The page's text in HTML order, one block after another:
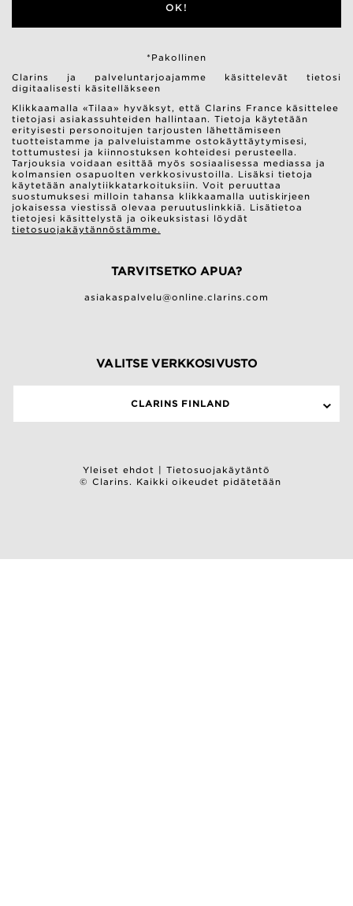
OK!
*Pakollinen
Clarins ja palveluntarjoajamme käsittelevät tietosi
digitaalisesti käsitelläkseen
Klikkaamalla «Tilaa» hyväksyt, että Clarins France käsittelee
tietojasi asiakassuhteiden hallintaan. Tietoja käytetään
erityisesti personoitujen tarjousten lähettämiseen
tuotteistamme ja palveluistamme ostokäyttäytymisesi,
tottumustesi ja kiinnostuksen kohteidesi perusteella.
Tarjouksia voidaan esittää myös sosiaalisessa mediassa ja
kolmansien osapuolten verkkosivustoilla. Lisäksi tietoja
käytetään analytiikkatarkoituksiin. Voit peruuttaa
suostumuksesi milloin tahansa klikkaamalla uutiskirjeen
jokaisessa viestissä olevaa peruutuslinkkiä. Lisätietoa
tietojesi käsittelystä ja oikeuksistasi löydät
tietosuojakäytännöstämme.
TARVITSETKO APUA?
asiakaspalvelu@online.clarins.com
VALITSE VERKKOSIVUSTO
CLARINS FINLAND
Yleiset ehdot | Tietosuojakäytäntö
© Clarins. Kaikki oikeudet pidätetään